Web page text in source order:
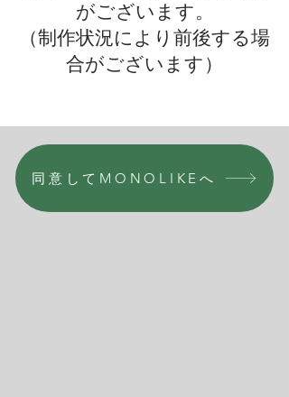
がございます。
（制作状況により前後する場
合がございます）
同意してMONOLIKEへ